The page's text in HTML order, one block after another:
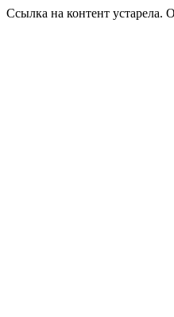
Ссылка на контент устарела.